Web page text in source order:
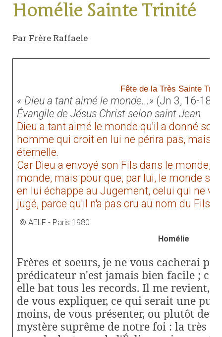
Homélie Sainte Trinité
Par Frère Raffaele
Fête de la Très Sainte
« Dieu a tant aimé le monde...» (Jn 3, 16-18)
Évangile de Jésus Christ selon saint Jean
Dieu a tant aimé le monde qu'il a donné
homme qui croit en lui ne périra pas, mais il
éternelle.
Car Dieu a envoyé son Fils dans le monde,
monde, mais pour que, par lui, le monde
en lui échappe au Jugement, celui qui ne
jugé, parce qu'il n'a pas cru au nom du Fils
© AELF - Paris 1980
Homélie
Frères et soeurs, je ne vous cacherai
prédicateur n'est jamais bien facile ;
elle bat tous les records. Il me revient,
de vous expliquer, ce qui serait une
moins, de vous présenter, ou plutôt de
mystère suprême de notre foi : la très